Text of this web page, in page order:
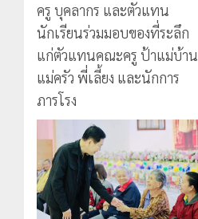
ครู บุคลากร และตัวแทน
นักเรียนร่วมมอบของที่ระลึก
แก่ตัวแทนคณะครู ป้าแม่บ้าน
แม่ครัว พี่เลี้ยง และนักการ
ภารโรง